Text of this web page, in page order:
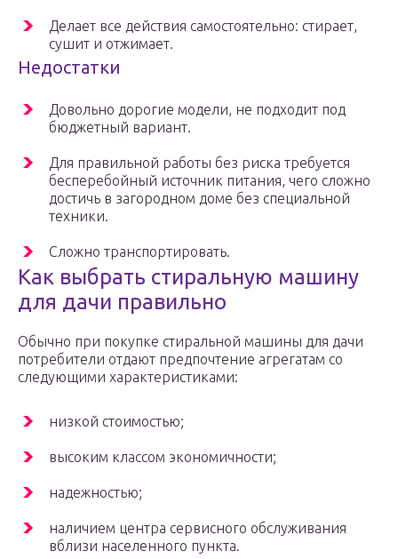
Делает все действия самостоятельно: стирает,
сушит и отжимает.
Недостатки
Довольно дорогие модели, не подходит под
бюджетный вариант.
Для правильной работы без риска требуется
бесперебойный источник питания, чего сложно
достичь в загородном доме без специальной
техники.
Сложно транспортировать.
Как выбрать стиральную машину
для дачи правильно
Обычно при покупке стиральной машины для дачи
потребители отдают предпочтение агрегатам со
следующими характеристиками:
низкой стоимостью;
высоким классом экономичности;
надежностью;
наличием центра сервисного обслуживания
вблизи населенного пункта.